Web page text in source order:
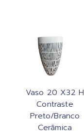
Vaso 20 X32 H
Contraste
Preto/Branco
Cerâmica